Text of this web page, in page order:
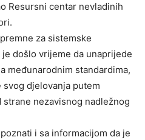
Resursni centar nevladinih
za sistemske
došlo vrijeme da unaprijede
međunarodnim standardima,
djelovanja putem
nezavisnog nadležnog
i sa informacijom da je